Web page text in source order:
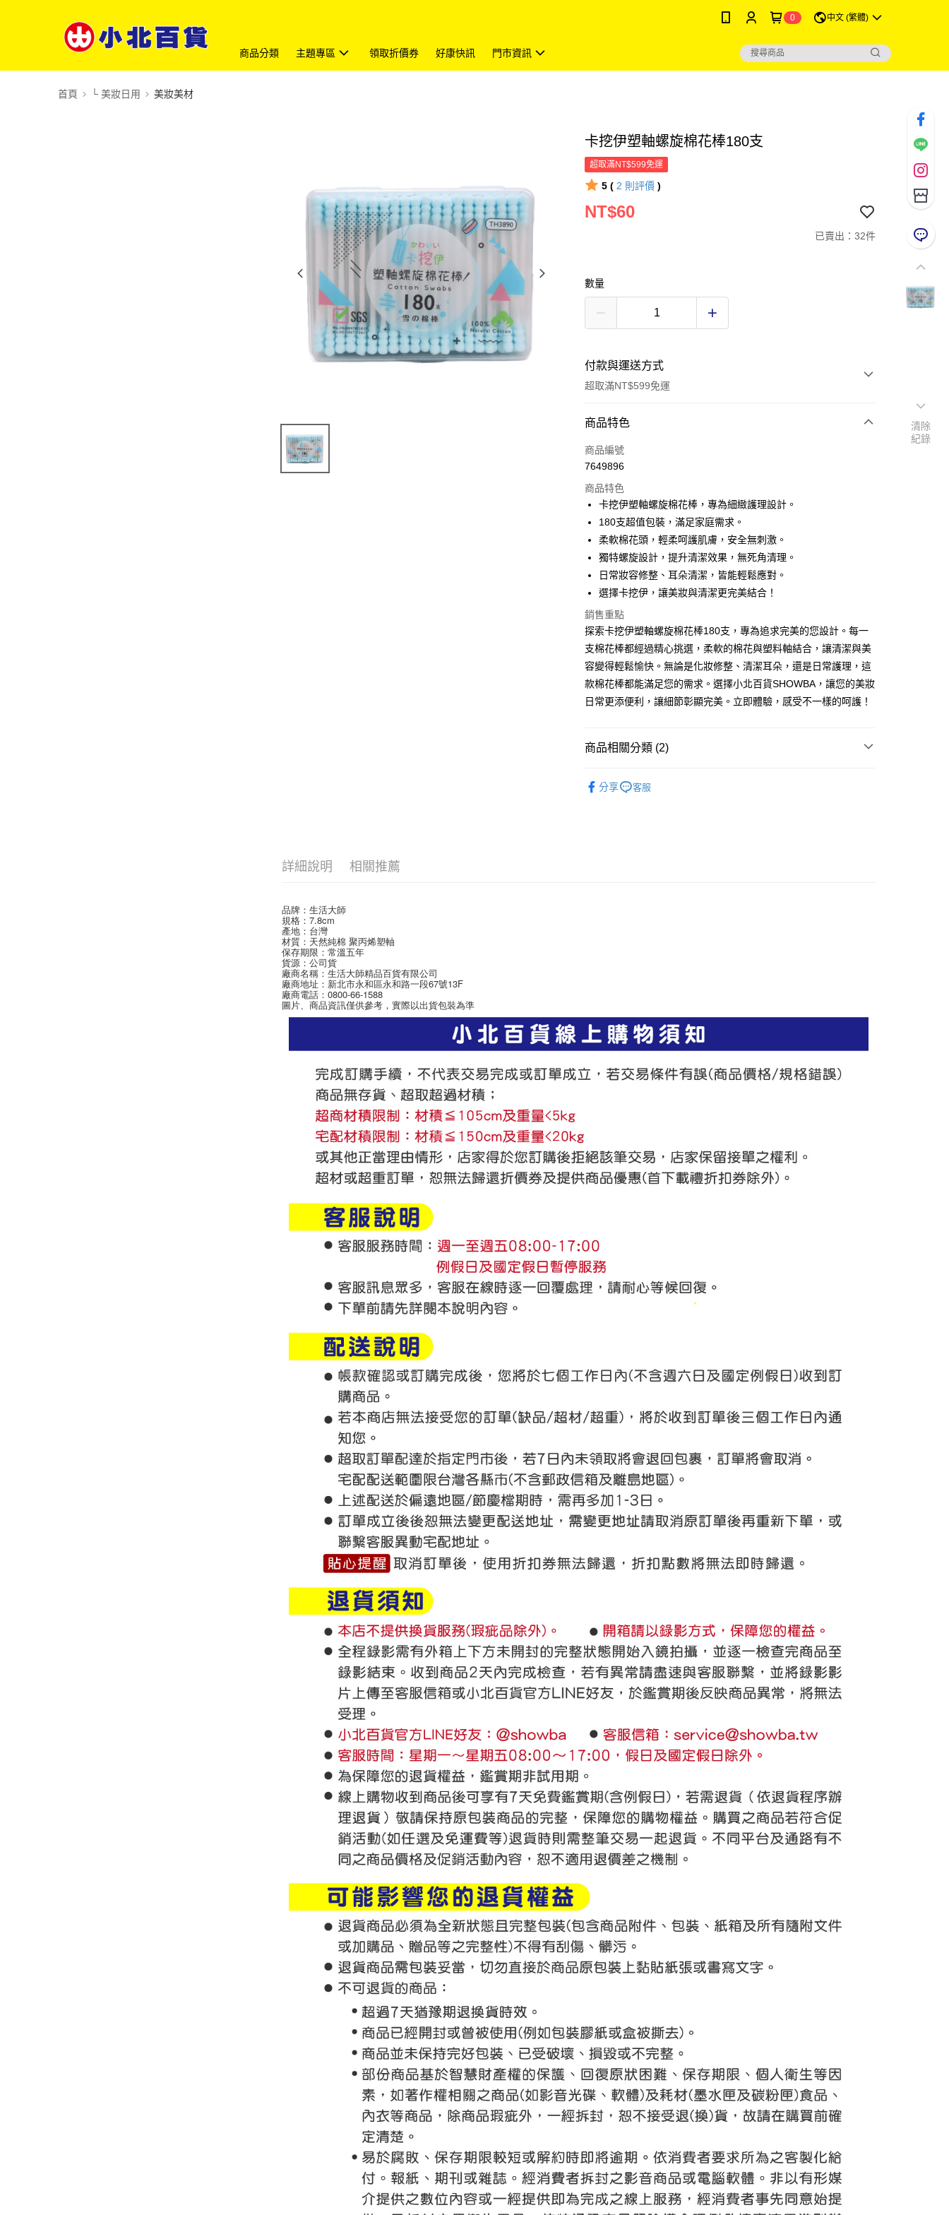
0 中文 (繁體)
商品分類 主題專區 領取折價券 好康快訊 門市資訊
首頁 └ 美妝日用 美妝美材
卡挖伊塑軸螺旋棉花棒180支
超取滿NT$599免運
5 ( 2 則評價 )
NT$60
已賣出：32件
數量
付款與運送方式
超取滿NT$599免運
付款方式
信用卡一次付款
LINE Pay
Apple Pay
街口支付
悠遊付
AFTEE先享後付
相關說明
【關於「AFTEE先享後付」】
AFTEE先享後付是「在收到商品之後才付款」的支付方式。 讓您購物簡單
便利好安心！
１．簡單：不需註冊會員、不需綁卡、不需儲值。
【「AFTEE先享後付」結帳流程】
２．訂單成立數日內，您將收到繳費通知簡訊。
任。
４．使用「AFTEE先享後付」時，將依據個別帳號之用戶狀況，依本公司
即時審查核予不同之上限額度；若仍有額度不足之情形，本公司將視審查
５．嚴禁一人註冊多個帳號或使用他人資訊註冊。若發現惡意使用之情
形，恩沛科技股份有限公司將有權停止該用戶之使用額度並採取法律行
ATM付款
全家取貨付款
付款後全家取貨
商品特色
商品編號
7649896
商品特色
卡挖伊塑軸螺旋棉花棒，專為細緻護理設計。
180支超值包裝，滿足家庭需求。
柔軟棉花頭，輕柔呵護肌膚，安全無刺激。
獨特螺旋設計，提升清潔效果，無死角清理。
日常妝容修整、耳朵清潔，皆能輕鬆應對。
選擇卡挖伊，讓美妝與清潔更完美結合！
銷售重點
探索卡挖伊塑軸螺旋棉花棒180支，專為追求完美的您設計。每一
支棉花棒都經過精心挑選，柔軟的棉花與塑料軸結合，讓清潔與美
容變得輕鬆愉快。無論是化妝修整、清潔耳朵，還是日常護理，這
款棉花棒都能滿足您的需求。選擇小北百貨SHOWBA，讓您的美妝
日常更添便利，讓細節彰顯完美。立即體驗，感受不一樣的呵護！
商品相關分類 (2)
分享 客服
詳細說明 相關推薦
品牌：生活大師
規格：7.8cm
產地：台灣
材質：天然純棉 聚丙烯塑軸
保存期限：常溫五年
貨源：公司貨
廠商名稱：生活大師精品百貨有限公司
廠商地址：新北市永和區永和路一段67號13F
廠商電話：0800-66-1588
圖片、商品資訊僅供參考，實際以出貨包裝為準
清除
紀錄